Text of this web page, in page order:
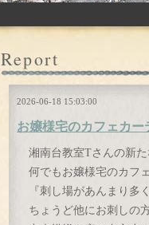
Report
2026-06-18 15:03:00
お嬢様宅のカフェカー
湘南台教室Tさんの新
何でもお嬢様宅のカフ
『刺し場があんまり多
ちょうど他にお刺しの